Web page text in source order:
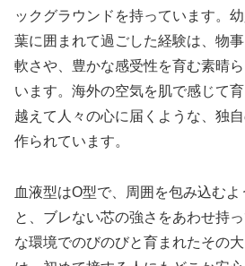
ックグラウンドを持っています。
葉に囲まれて過ごした経験は、物
軟さや、豊かな感受性を育む素晴
います。海外の空気を肌で感じて
越えて人々の心に届くような、独
作られています。
血液型はO型で、周囲を包み込む
と、ブレない芯の強さをあわせ持
な環境でのびのびと育まれたその